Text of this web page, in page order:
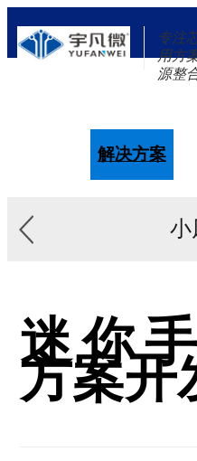
专注
用方
源整
解决方案
小
迷你
方案开